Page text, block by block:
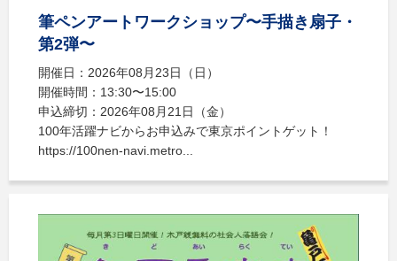
筆ペンアートワークショップ〜手描き扇子・
第2弾〜
開催日：2026年08月23日（日）
開催時間：13:30〜15:00
申込締切：2026年08月21日（金）
100年活躍ナビからお申込みで東京ポイントゲット！
https://100nen-navi.metro...